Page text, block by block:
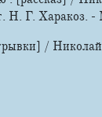
Н. Г. Харакоз.
/